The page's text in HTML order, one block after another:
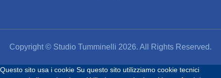
Copyright © Studio Tumminelli 2026. All Rights Reserved.
Questo sito usa i cookie Su questo sito utilizziamo cookie tecnici